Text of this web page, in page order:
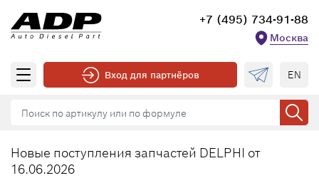
+7 (495) 734-91-88
Москва
Вход для партнёров EN
Новые поступления запчастей DELPHI от
16.06.2026